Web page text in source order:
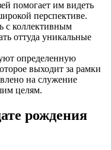
помогает им видеть
перспективе.
с коллективным
оттуда уникальные
определенную
выходит за рамки
на служение
целям.
рождения